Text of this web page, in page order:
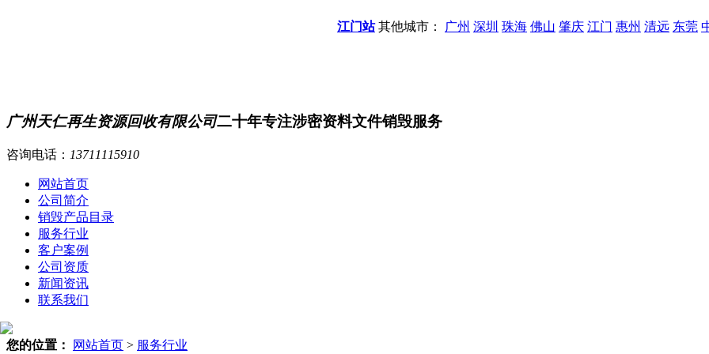
江门站其他城市： 广州 深圳 珠海 佛山 肇庆 江门 惠州 清远 东莞
广州天仁再生资源回收有限公司二十年专注涉密资料文件销毁服务
咨询电话： 13711115910
网站首页
公司简介
销毁产品目录
服务行业
客户案例
公司资质
新闻资讯
联系我们
您的位置： 网站首页 > 服务行业